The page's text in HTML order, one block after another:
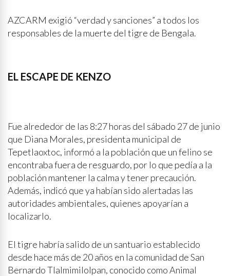
AZCARM exigió “verdad y sanciones” a todos los
responsables de la muerte del tigre de Bengala.
EL ESCAPE DE KENZO
Fue alrededor de las 8:27 horas del sábado 27 de junio
que Diana Morales, presidenta municipal de
Tepetlaoxtoc, informó a la población que un felino se
encontraba fuera de resguardo, por lo que pedía a la
población mantener la calma y tener precaución.
Además, indicó que ya habían sido alertadas las
autoridades ambientales, quienes apoyarían a
localizarlo.
El tigre habría salido de un santuario establecido
desde hace más de 20 años en la comunidad de San
Bernardo Tlalmimilolpan, conocido como Animal